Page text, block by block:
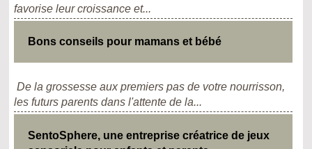
favorise leur croissance et...
Bons conseils pour mamans et bébé
De la grossesse aux premiers pas de votre nourrisson,
les futurs parents dans l'attente de la...
SentoSphere, une entreprise créatrice de jeux